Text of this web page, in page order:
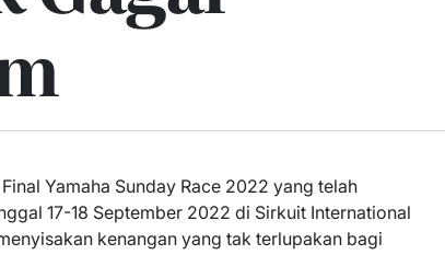
Yamaha Sunday Race 2022 yang telah
17-18 September 2022 di Sirkuit International
kenangan yang tak terlupakan bagi